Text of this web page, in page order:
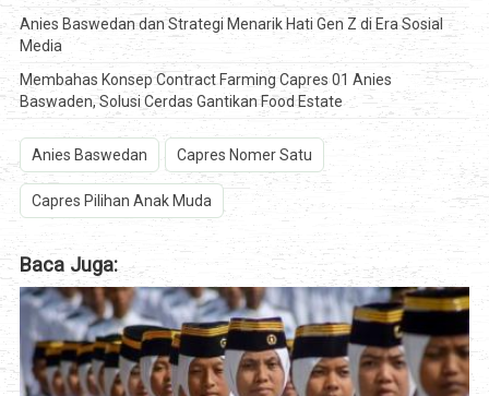
Anies Baswedan dan Strategi Menarik Hati Gen Z di Era Sosial
Media
Membahas Konsep Contract Farming Capres 01 Anies
Baswaden, Solusi Cerdas Gantikan Food Estate
Anies Baswedan Capres Nomer Satu
Capres Pilihan Anak Muda
Baca Juga: